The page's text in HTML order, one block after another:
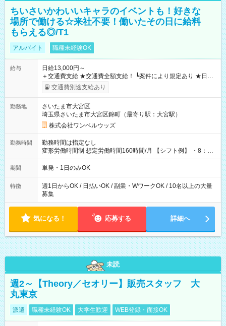
ちいさいかわいいキャラのイベントも！好きな
場所で働ける☆来社不要！働いたその日に給料
もらえる◎/T1
アルバイト 職種未経験OK
給与
日給13,000円～
＋交通費支給 ★交通費全額支給！ ┗案件により規定あり ★日払
いOK！（規定あり） ┗働いたその日に現金GET♪ お仕事後はコ
ンビニATMから 日払い分を引き落とせます！ 【試用期間】試
交通費別途支給あり
勤務地
さいたま市大宮区
埼玉県さいたま市大宮区錦町（最寄り駅：大宮駅）
株式会社ワンベルウッズ
勤務時間
勤務時間は指定なし
変形労働時間制 想定労働時間160時間/月 【シフト例】 ・8：00
～21：00
期間 単発・1日のみOK
特徴
週1日からOK / 日払いOK / 副業・WワークOK / 10名以上の大量
募集
気になる！ 応募する 詳細へ
未読
週2～【Theory／セオリー】販売スタッフ 大
丸東京
派遣 職種未経験OK 大学生歓迎 WEB登録・面接OK